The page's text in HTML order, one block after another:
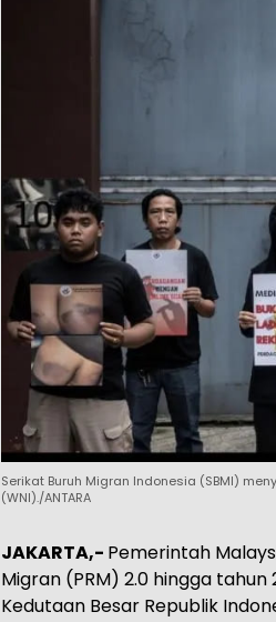
Serikat Buruh Migran Indonesia (SBMI)
(WNI)./ANTARA
JAKARTA,- Pemerintah
Migran (PRM) 2.0 hingga
Kedutaan Besar Republik